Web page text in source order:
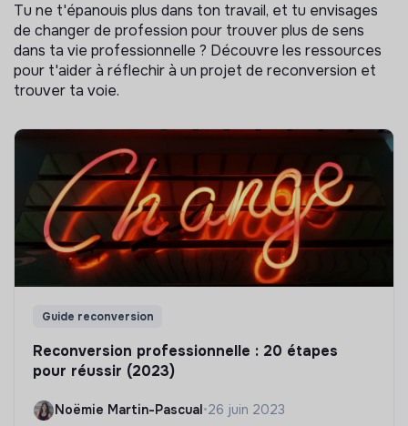
Tu ne t'épanouis plus dans ton travail, et tu envisages
de changer de profession pour trouver plus de sens
dans ta vie professionnelle ? Découvre les ressources
pour t'aider à réflechir à un projet de reconversion et
trouver ta voie.
Guide reconversion
Reconversion professionnelle : 20 étapes
pour réussir (2023)
Noëmie Martin-Pascual •26 juin 2023